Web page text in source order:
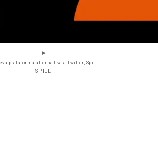
plataforma alternativa a Twitter, Spill
- SPILL